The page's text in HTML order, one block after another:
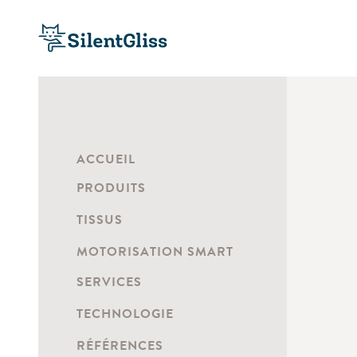
ACCUEIL
PRODUITS
TISSUS
MOTORISATION SMART
SERVICES
TECHNOLOGIE
RÉFÉRENCES